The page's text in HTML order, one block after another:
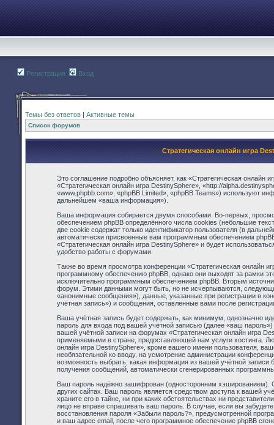
Регистрация Вход
Темы без ответов | Активные темы
Список форумов
Стратегическая онлайн игра
Это соглашение подробно объясняет, как «Стратегическая
«Стратегическая онлайн игра DestinySphere», «http://
«www.phpbb.com», «phpBB Limited», «phpBB Teams») используют
дальнейшем «ваша информация»).
Ваша информация собирается двумя способами. Во-первых,
обеспечением phpBB определённого числа cookies (небольшие
две cookie содержат только идентификатор пользователя (в
автоматически присвоенные вам программным обеспечением
«Стратегическая онлайн игра DestinySphere» и будет
удобство работы с форумами.
Также во время просмотра конференции «Стратегическая онлайн
программному обеспечению phpBB, однако они выходят за рамки
исключительно программным обеспечением phpBB. Вторым
форум. Этими данными могут быть, но не исчерпываются,
«анонимные сообщения»), данные, указанные при регистрации в
учётная запись») и сообщения, оставленные вами после
Ваша учётная запись будет содержать, как минимум, однозначно
пароль для входа под вашей учётной записью (далее «ваш
вашей учётной записи на форумах «Стратегическая онлайн игра
применяемыми в стране, предоставляющей нам услуги хостинга.
онлайн игра DestinySphere», кроме вашего имени пользователя,
необязательной ко вводу, на усмотрение администрации
возможность выбрать, какая информация из вашей учётной записи
получения сообщений, автоматически сгенерированных
Ваш пароль надёжно зашифрован (односторонним хэшированием).
других сайтах. Ваш пароль является средством доступа к вашей
храните его в тайне, ни при каких обстоятельствах ни
лицо не вправе спрашивать ваш пароль. В случае, если вы
восстановления пароля «Забыли пароль?», предусмотренной
и ваш адрес email, после чего программное обеспечение phpBB